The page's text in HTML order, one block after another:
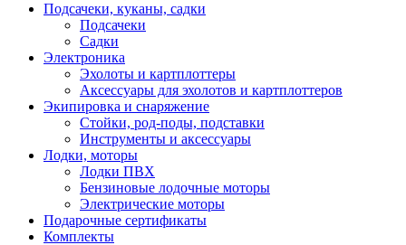
Подсачеки, куканы, садки
Подсачеки
Садки
Электроника
Эхолоты и картплоттеры
Аксессуары для эхолотов и картплоттеров
Экипировка и снаряжение
Стойки, род-поды, подставки
Инструменты и аксессуары
Лодки, моторы
Лодки ПВХ
Бензиновые лодочные моторы
Электрические моторы
Подарочные сертификаты
Комплекты